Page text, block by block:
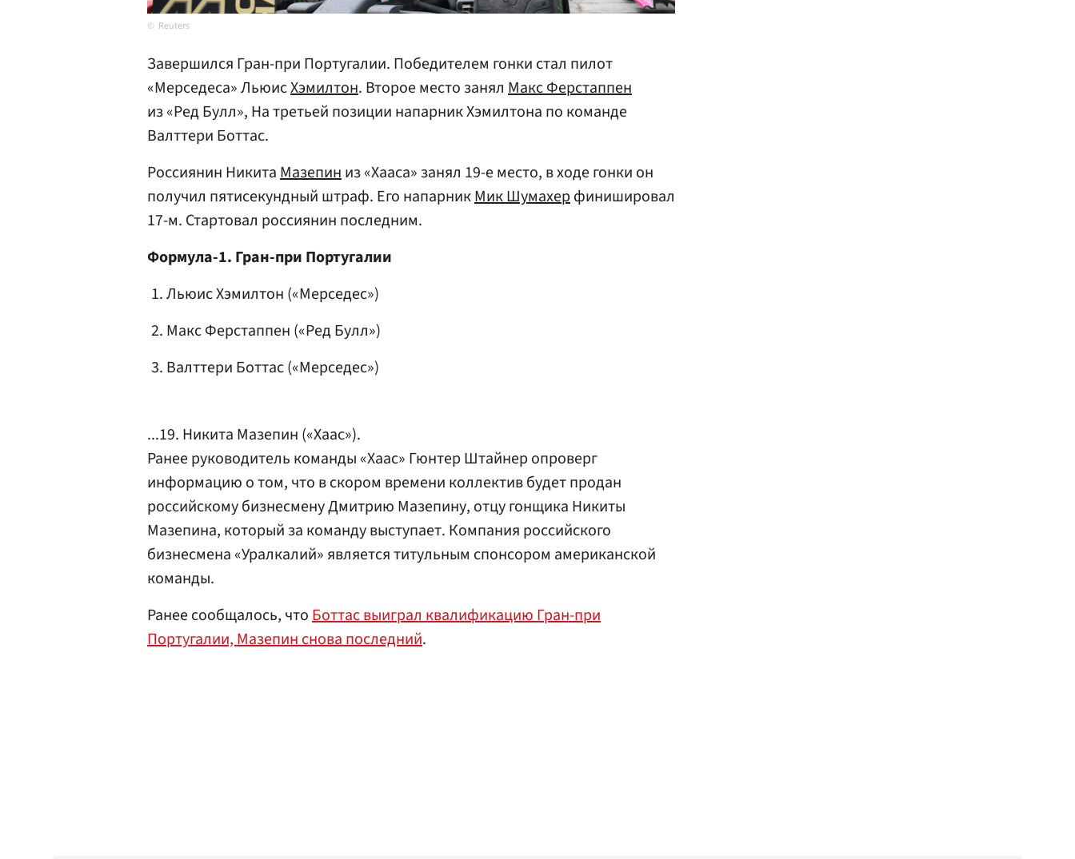
Reuters
Завершился Гран-при Португалии. Победителем гонки стал пилот
«Мерседеса» ЛьюисХэмилтон. Второе место занял Макс Ферстаппен
из «Ред Булл», На третьей позиции напарник Хэмилтона по команде
Валттери Боттас.
Россиянин НикитаМазепиниз «Хааса» занял 19-е место, в ходе гонки он
получил пятисекундный штраф. Его напарникМик Шумахерфинишировал
17-м. Стартовал россиянин последним.
Формула-1. Гран-при Португалии
Льюис Хэмилтон («Мерседес»)
Макс Ферстаппен («Ред Булл»)
Валттери Боттас («Мерседес»)
...19. Никита Мазепин («Хаас»).
Ранее руководитель команды «Хаас» Гюнтер Штайнер опроверг
информацию о том, что в скором времени коллектив будет продан
российскому бизнесменуДмитрию Мазепину, отцу гонщика Никиты
Мазепина, который за команду выступает. Компания российского
бизнесмена «Уралкалий» является титульным спонсором американской
команды.
Ранее сообщалось, чтоБоттас выиграл квалификацию Гран-при
Португалии, Мазепин снова последний.